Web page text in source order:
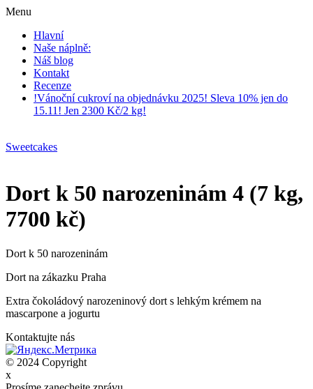
Menu
Hlavní
Naše náplně:
Náš blog
Kontakt
Recenze
!Vánoční cukroví na objednávku 2025! Sleva 10% jen do
15.11! Jen 2300 Kč/2 kg!
Sweetcakes
Dort k 50 narozeninám 4 (7 kg,
7700 kč)
Dort k 50 narozeninám
Dort na zákazku Praha
Extra čokoládový narozeninový dort s lehkým krémem na
mascarpone a jogurtu
Kontaktujte nás
© 2024 Copyright
x